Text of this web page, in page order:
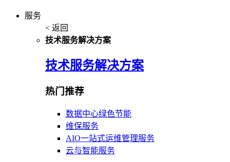
服务
< 返回
技术服务解决方案
技术服务解决方案
热门推荐
数据中心绿色节能
维保服务
AIO一站式运维管理服务
云与智能服务